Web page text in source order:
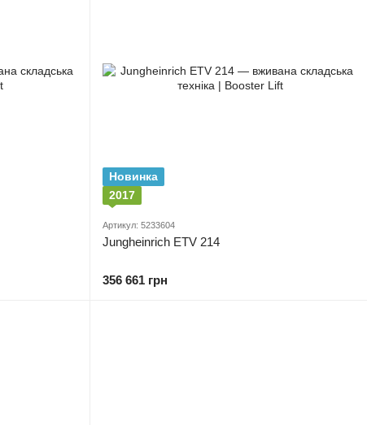
Новинка
2017
Артикул: 5233604
Jungheinrich ETV 214
356 661 грн